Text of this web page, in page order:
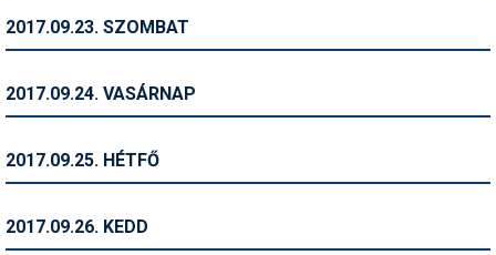
Telemark
Történelem
2017.09.23. SZOMBAT
2017.09.24. VASÁRNAP
2017.09.25. HÉTFŐ
2017.09.26. KEDD